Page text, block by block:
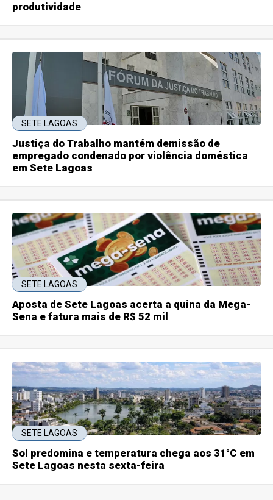
produtividade
SETE LAGOAS
Justiça do Trabalho mantém demissão de
empregado condenado por violência doméstica
em Sete Lagoas
SETE LAGOAS
Aposta de Sete Lagoas acerta a quina da Mega-
Sena e fatura mais de R$ 52 mil
SETE LAGOAS
Sol predomina e temperatura chega aos 31°C em
Sete Lagoas nesta sexta-feira